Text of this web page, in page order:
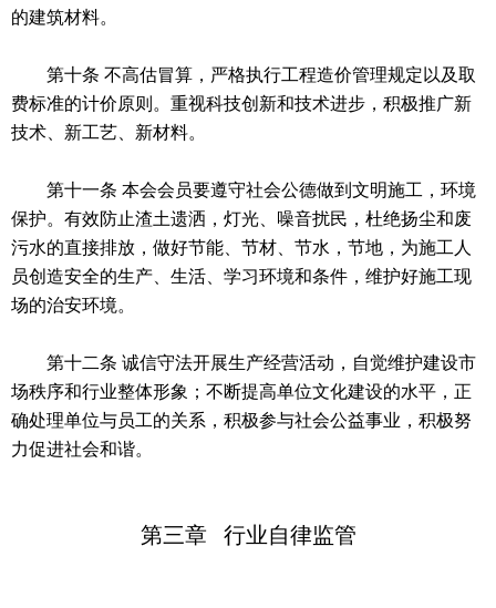
的建筑材料。
第十条 不高估冒算，严格执行工程造价管理规定以及取
费标准的计价原则。重视科技创新和技术进步，积极推广新
技术、新工艺、新材料。
第十一条 本会会员要遵守社会公德做到文明施工，环境
保护。有效防止渣土遗洒，灯光、噪音扰民，杜绝扬尘和废
污水的直接排放，做好节能、节材、节水，节地，为施工人
员创造安全的生产、生活、学习环境和条件，维护好施工现
场的治安环境。
第十二条 诚信守法开展生产经营活动，自觉维护建设市
场秩序和行业整体形象；不断提高单位文化建设的水平，正
确处理单位与员工的关系，积极参与社会公益事业，积极努
力促进社会和谐。
第三章 行业自律监管